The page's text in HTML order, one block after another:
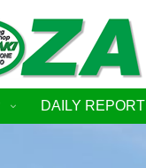
DAILY REPORT